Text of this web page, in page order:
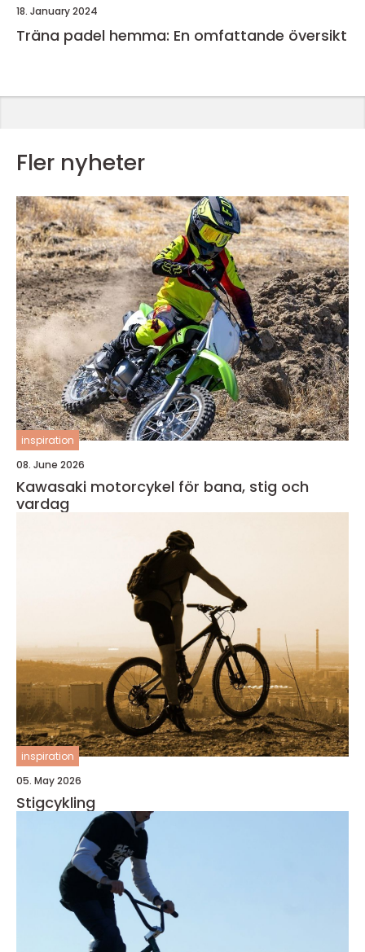
18. January 2024
Träna padel hemma: En omfattande översikt
Fler nyheter
inspiration
08. June 2026
Kawasaki motorcykel för bana, stig och
vardag
inspiration
05. May 2026
Stigcykling